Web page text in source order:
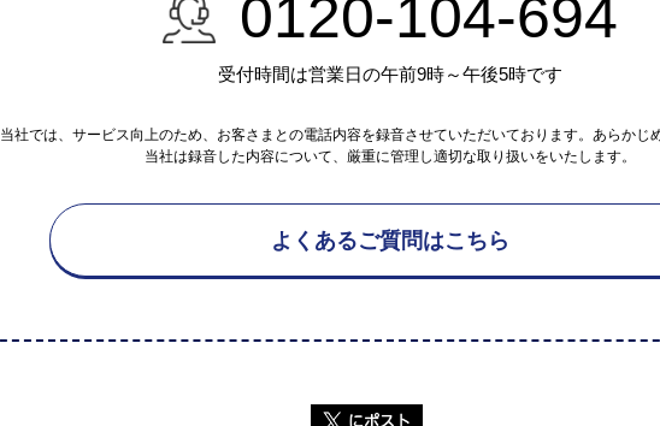
0120-104-694
受付時間は営業日の午前9時～午後5時です
当社では、サービス向上のため、お客さまとの電話内容を録音させていただいております。あらかじ
当社は録音した内容について、厳重に管理し適切な取り扱いをいたします。
よくあるご質問はこちら